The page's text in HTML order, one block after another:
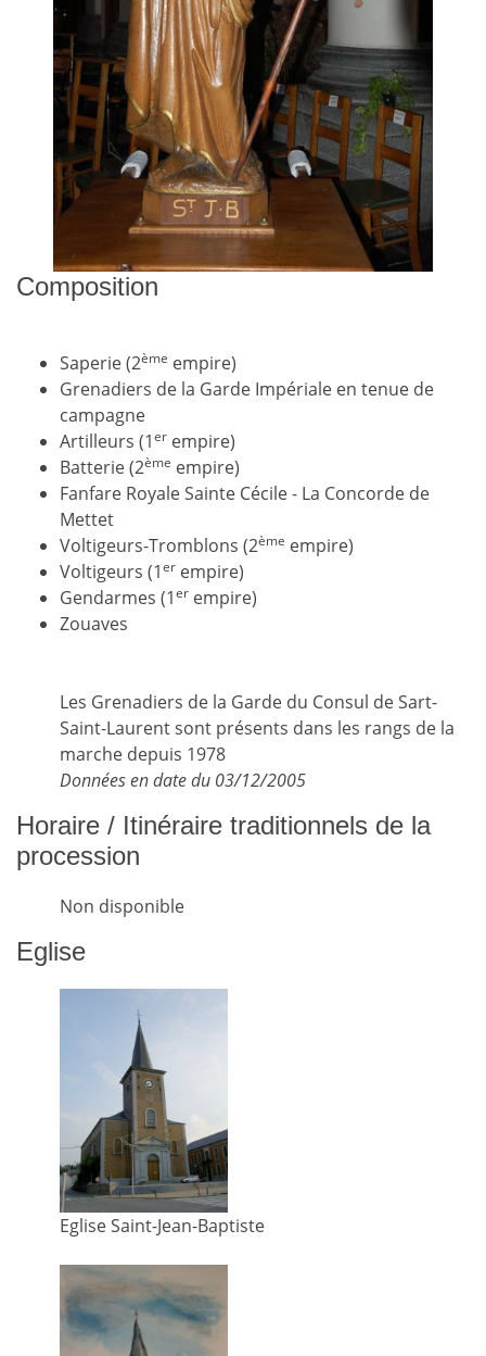
Composition
Saperie (2ème empire)
Grenadiers de la Garde Impériale en tenue de
campagne
Artilleurs (1er empire)
Batterie (2ème empire)
Fanfare Royale Sainte Cécile - La Concorde de
Mettet
Voltigeurs-Tromblons (2ème empire)
Voltigeurs (1er empire)
Gendarmes (1er empire)
Zouaves
Les Grenadiers de la Garde du Consul de Sart-
Saint-Laurent sont présents dans les rangs de la
marche depuis 1978
Données en date du 03/12/2005
Horaire / Itinéraire traditionnels de la
procession
Non disponible
Eglise
Eglise Saint-Jean-Baptiste